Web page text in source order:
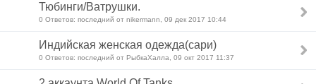
Тюбинги/Ватрушки.
0 Ответов: последний от nikermann, 09 дек 2017 10:44
Индийская женская одежда(сари)
0 Ответов: последний от РыбкаХалла, 09 окт 2017 11:37